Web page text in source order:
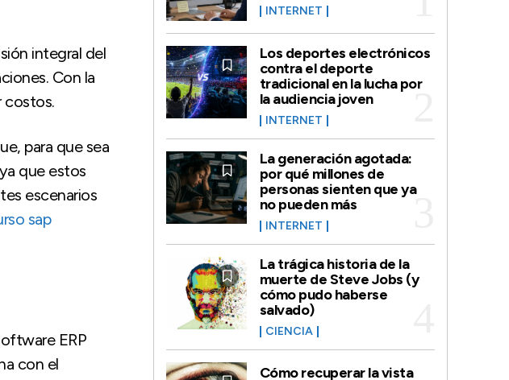
integral del
Con la
costos.
para que sea
que estos
escenarios
sap
ERP
con el
INTERNET
Los deportes electrónicos
contra el deporte
tradicional en la lucha por
la audiencia joven
INTERNET
La generación agotada:
por qué millones de
personas sienten que ya
no pueden más
INTERNET
La trágica historia de la
muerte de Steve Jobs (y
cómo pudo haberse
salvado)
CIENCIA
Cómo recuperar la vista